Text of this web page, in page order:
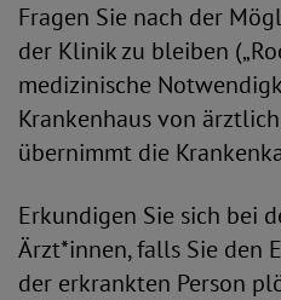
Fragen Sie nach der
der Klinik zu bleiben
medizinische
Krankenhaus von
übernimmt die
Erkundigen Sie sich bei
Ärzt*innen, falls Sie den
der erkrankten Person